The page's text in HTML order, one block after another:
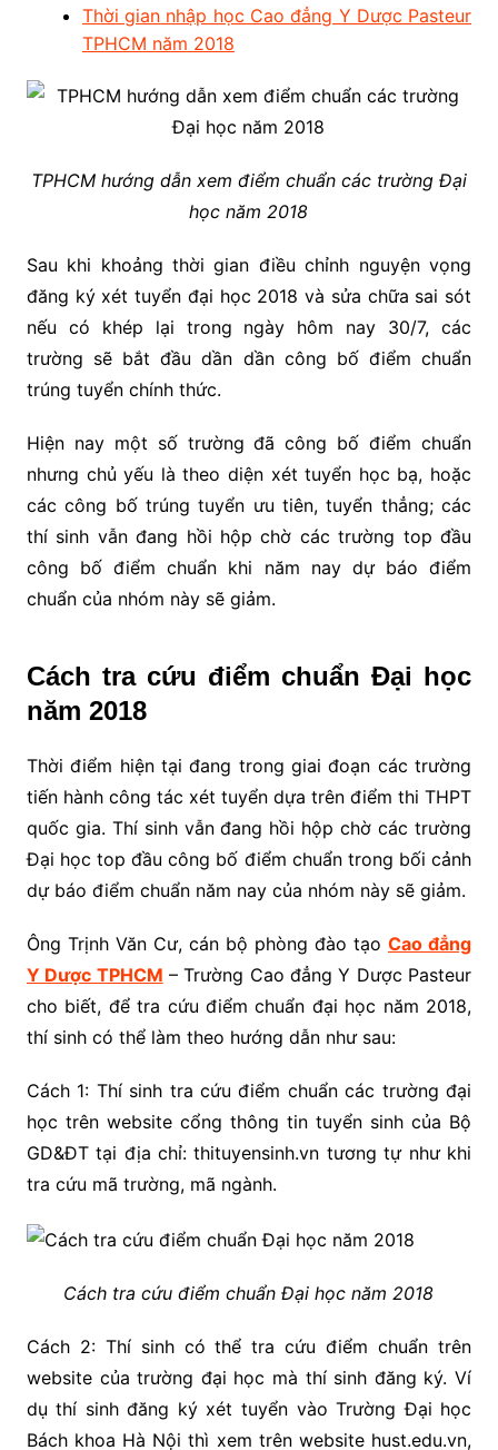
Thời gian nhập học Cao đẳng Y Dược Pasteur
TPHCM năm 2018
TPHCM hướng dẫn xem điểm chuẩn các trường Đại
học năm 2018
Sau khi khoảng thời gian điều chỉnh nguyện vọng
đăng ký xét tuyển đại học 2018 và sửa chữa sai sót
nếu có khép lại trong ngày hôm nay 30/7, các
trường sẽ bắt đầu dần dần công bố điểm chuẩn
trúng tuyển chính thức.
Hiện nay một số trường đã công bố điểm chuẩn
nhưng chủ yếu là theo diện xét tuyển học bạ, hoặc
các công bố trúng tuyển ưu tiên, tuyển thẳng; các
thí sinh vẫn đang hồi hộp chờ các trường top đầu
công bố điểm chuẩn khi năm nay dự báo điểm
chuẩn của nhóm này sẽ giảm.
Cách tra cứu điểm chuẩn Đại học
năm 2018
Thời điểm hiện tại đang trong giai đoạn các trường
tiến hành công tác xét tuyển dựa trên điểm thi THPT
quốc gia. Thí sinh vẫn đang hồi hộp chờ các trường
Đại học top đầu công bố điểm chuẩn trong bối cảnh
dự báo điểm chuẩn năm nay của nhóm này sẽ giảm.
Ông Trịnh Văn Cư, cán bộ phòng đào tạoCao đẳng
Y Dược TPHCM – Trường Cao đẳng Y Dược Pasteur
cho biết, để tra cứu điểm chuẩn đại học năm 2018,
thí sinh có thể làm theo hướng dẫn như sau:
Cách 1: Thí sinh tra cứu điểm chuẩn các trường đại
học trên website cổng thông tin tuyển sinh của Bộ
GD&ĐT tại địa chỉ: thituyensinh.vn tương tự như khi
tra cứu mã trường, mã ngành.
Cách tra cứu điểm chuẩn Đại học năm 2018
Cách 2: Thí sinh có thể tra cứu điểm chuẩn trên
website của trường đại học mà thí sinh đăng ký. Ví
dụ thí sinh đăng ký xét tuyển vào Trường Đại học
Bách khoa Hà Nội thì xem trên website hust.edu.vn,